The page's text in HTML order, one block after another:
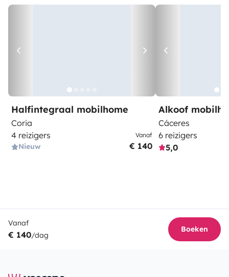
Halfintegraal mobilhome
Coria
4 reizigers
Nieuw
Vanaf
€ 140
Alkoof
Cáceres
6 reizigers
5,0
Vanaf
€ 140/dag
Boeken